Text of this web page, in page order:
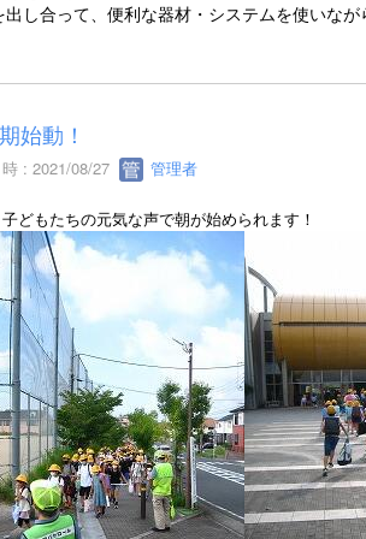
し合って、便利な器材・システムを使いなが
始動！
: 2021/08/27 管理者
どもたちの元気な声で朝が始められます！